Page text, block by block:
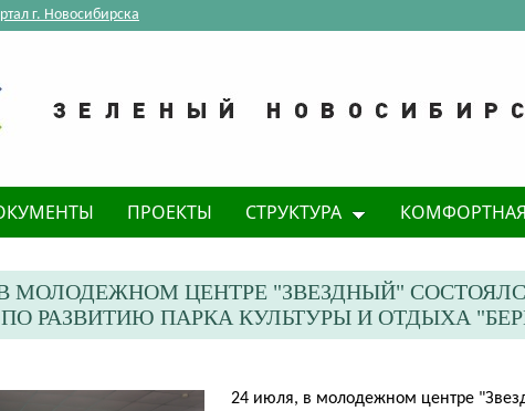
г. Новосибирска
ПРОЕКТЫ СТРУКТУРА
МОЛОДЕЖНОМ ЦЕНТРЕ "ЗВЕЗДНЫЙ"
РАЗВИТИЮ ПАРКА КУЛЬТУРЫ И ОТДЫХА
​24 июля, в молодежном центре